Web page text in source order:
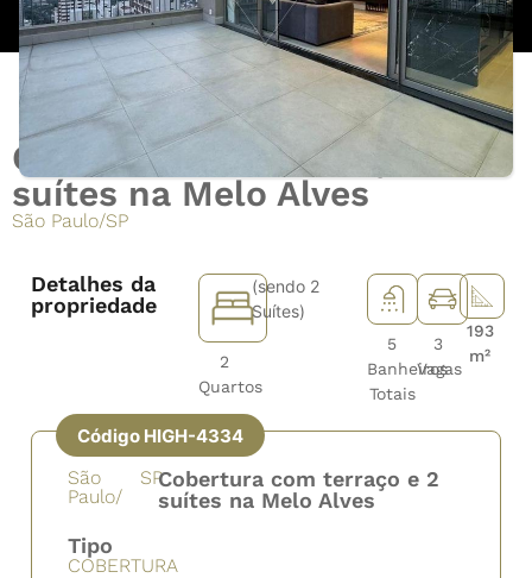
Cobertura com terraço e 2
suítes na Melo Alves
São Paulo/SP
Detalhes da
propriedade
2
Quartos
(sendo 2
Suítes)
5
Banheiros
Totais
3
Vagas
193
m²
Código HIGH-4334
São
Paulo/
SPCobertura com terraço e 2
suítes na Melo Alves
Tipo
COBERTURA